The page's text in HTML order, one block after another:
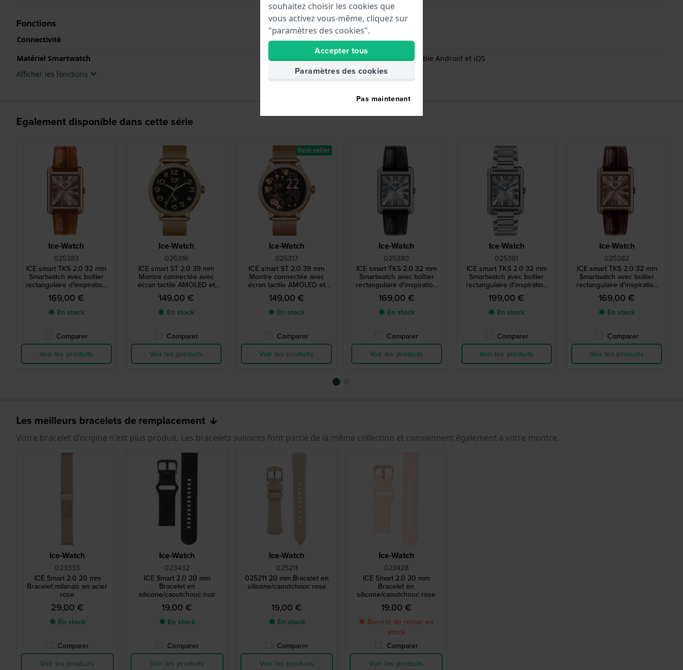
Fonctions
Connectivité
Bluetooth
Matériel Smartwatch
Compatibilité - Compatible Android et iOS
Afficher les fonctions
Egalement disponible dans cette série
Ice-Watch
025383
ICE smart TKS 2.0 32 mm
Smartwatch avec boîtier
rectangulaire d'inspiration
vintage et écran tactile
Amoled de 1,41 pouces
169,00 €
● En stock
Comparer
Voir les produits
Ice-Watch
025316
ICE smart ST 2.0 39 mm
Montre connectée avec
écran tactile AMOLED et
cristaux incrustés dans la
lunette.
149,00 €
● En stock
Comparer
Voir les produits
Ice-Watch
025317
ICE smart ST 2.0 39 mm
Montre connectée avec
écran tactile AMOLED et
cristaux incrustés dans la
lunette.
149,00 €
● En stock
Comparer
Voir les produits
Best-seller
Ice-Watch
025380
ICE smart TKS 2.0 32 mm
Smartwatch avec boîtier
rectangulaire d'inspiration
vintage et écran tactile
Amoled de 1,41 pouces
169,00 €
● En stock
Comparer
Voir les produits
Ice-Watch
025381
ICE smart TKS 2.0 32 mm
Smartwatch avec boîtier
rectangulaire d'inspiration
vintage et écran tactile
Amoled de 1,41 pouces
199,00 €
● En stock
Comparer
Voir les produits
Ice-Watch
025382
ICE smart TKS 2.0 32 mm
Smartwatch avec boîtier
rectangulaire d'inspiration
vintage et écran tactile
Amoled de 1,41 pouces
169,00 €
● En stock
Comparer
Voir les produits
Les meilleurs bracelets de remplacement
Votre bracelet d'origine n'est plus produit. Les bracelets suivants font partie de la même collection et conviennent également à votre montre.
Ice-Watch
023333
ICE Smart 2.0 20 mm
Bracelet milanais en acier
rose
29,00 €
● En stock
Comparer
Voir les produits
Ice-Watch
023432
ICE Smart 2.0 20 mm
Bracelet en
silicone/caoutchouc noir
19,00 €
● En stock
Comparer
Voir les produits
Ice-Watch
025211
025211 20 mm Bracelet en
silicone/caoutchouc rose
19,00 €
● En stock
Comparer
Voir les produits
Ice-Watch
023428
ICE Smart 2.0 20 mm
Bracelet en
silicone/caoutchouc rose
19,00 €
● Bientôt de retour en
stock
Comparer
Voir les produits
souhaitez choisir les cookies que
vous activez vous-même, cliquez sur
"paramètres des cookies".
Accepter tous
Paramètres des cookies
Pas maintenant